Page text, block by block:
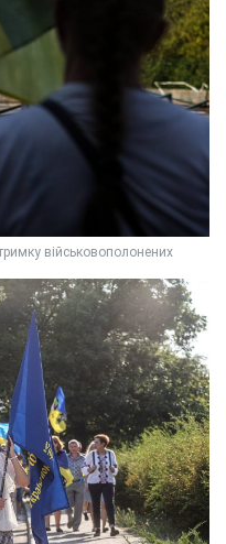
військовополонених